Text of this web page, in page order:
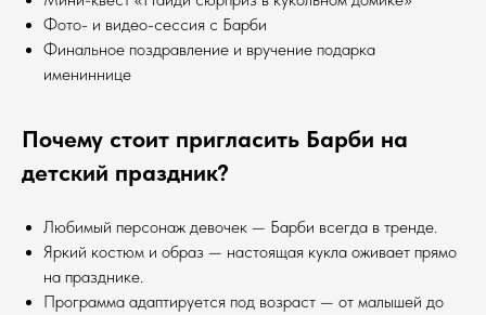
Фото- и видео-сессия с Барби
Финальное поздравление и вручение подарка
имениннице
Почему стоит пригласить Барби на
детский праздник?
Любимый персонаж девочек — Барби всегда в тренде.
Яркий костюм и образ — настоящая кукла оживает прямо
на празднике.
Программа адаптируется под возраст — от малышей до